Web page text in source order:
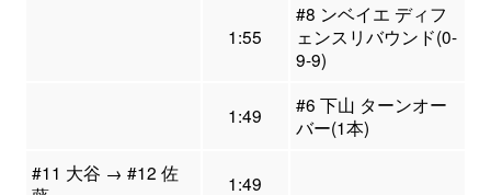
1:55
#8 ンベイエ ディフ
ェンスリバウンド(0-
9-9)
1:49
#6 下山 ターンオー
バー(1本)
#11 大谷 → #12 佐
1:49